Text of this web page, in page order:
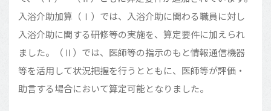
入浴介助加算（Ⅰ）では、入浴介助に関わる職員に対し
入浴介助に関する研修等の実施を、算定要件に加えられ
ました。（Ⅱ）では、医師等の指示のもと情報通信機器
等を活用して状況把握を行うとともに、医師等が評価・
助言する場合において算定可能となりました。